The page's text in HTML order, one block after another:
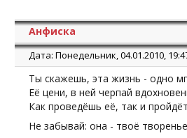
Анфиска
Дата: Понедельник, 04.01.2010,
Ты скажешь, эта жизнь - одно
Её цени, в ней черпай
Как проведёшь её, так и
Не забывай: она - твоё